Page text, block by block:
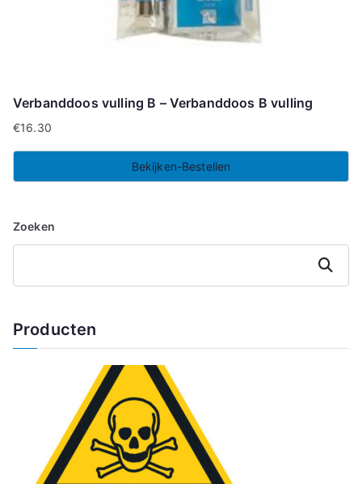
Verbanddoos vulling B – Verbanddoos B vulling
€16.30
Bekijken-Bestellen
Zoeken
Zoeken
Producten